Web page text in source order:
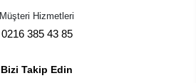
Müşteri Hizmetleri
0216 385 43 85
Bizi Takip Edin